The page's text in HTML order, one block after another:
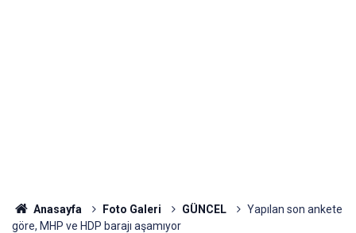
Anasayfa Foto Galeri GÜNCEL
Yapılan son ankete
göre, MHP ve HDP barajı aşamıyor